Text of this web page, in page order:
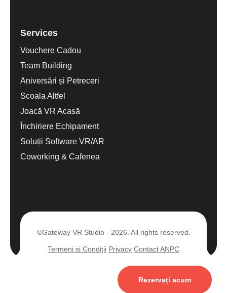
Services
Vouchere Cadou
Team Building
Aniversări și Petreceri
Scoala Altfel
Joacă VR Acasă
Închiriere Echipament
Soluții Software VR/AR
Coworking & Cafenea
©Gateway VR Studio - 2026. All rights reserved.
Termeni si Condiții Privacy Contact ANPC
Rezervați acum